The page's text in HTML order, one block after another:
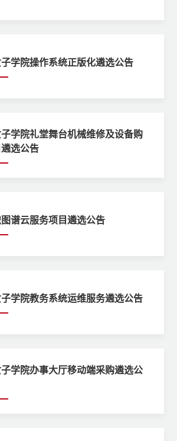
学院操作系统正版化遴选公告
学院礼堂舞台机械维修及设备购
选公告
谱云服务项目遴选公告
学院教务系统运维服务遴选公告
学院办事大厅移动端采购遴选公